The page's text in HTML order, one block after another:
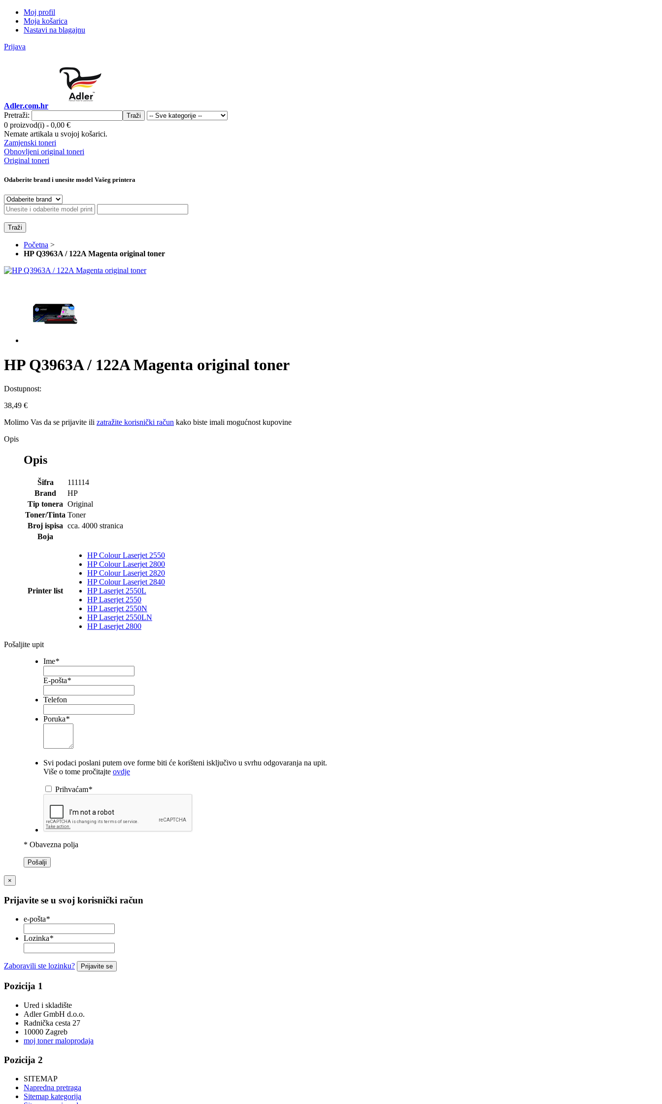
Moj profil
Moja košarica
Nastavi na blagajnu
Prijava
Adler.com.hr
Pretraži:
Traži
0 proizvod(i) - 0,00 €
Nemate artikala u svojoj košarici.
Zamjenski toneri
Obnovljeni original toneri
Original toneri
Odaberite brand i unesite model Vašeg printera
Traži
Početna >
HP Q3963A / 122A Magenta original toner
HP Q3963A / 122A Magenta original toner
Dostupnost:
38,49 €
Molimo Vas da se prijavite ili zatražite korisnički račun kako biste imali mogućnost kupovine
Opis
Opis
Šifra
111114
Brand
HP
Tip tonera Original
Toner/Tinta Toner
Broj ispisa cca. 4000 stranica
Boja
Printer list
HP Colour Laserjet 2550
HP Colour Laserjet 2800
HP Colour Laserjet 2820
HP Colour Laserjet 2840
HP Laserjet 2550L
HP Laserjet 2550
HP Laserjet 2550N
HP Laserjet 2550LN
HP Laserjet 2800
Pošaljite upit
Ime*
E-pošta*
Telefon
Poruka*
Svi podaci poslani putem ove forme biti će korišteni isključivo u svrhu odgovaranja na upit.
Više o tome pročitajte ovdje
Prihvaćam*
* Obavezna polja
Pošalji
×
Prijavite se u svoj korisnički račun
e-pošta*
Lozinka*
Zaboravili ste lozinku? Prijavite se
Pozicija 1
Ured i skladište
Adler GmbH d.o.o.
Radnička cesta 27
10000 Zagreb
moj toner maloprodaja
Pozicija 2
SITEMAP
Napredna pretraga
Sitemap kategorija